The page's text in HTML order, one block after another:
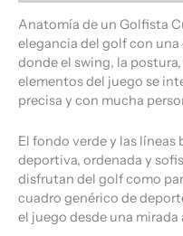
Anatomía de un Golfista
elegancia del golf con
donde el swing, la
elementos del juego se
precisa y con mucha
El fondo verde y las líneas
deportiva, ordenada y
disfrutan del golf como
cuadro genérico de
el juego desde una